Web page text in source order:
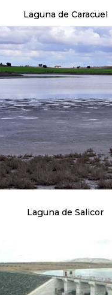
Laguna de Caracuel
Laguna de Salicor